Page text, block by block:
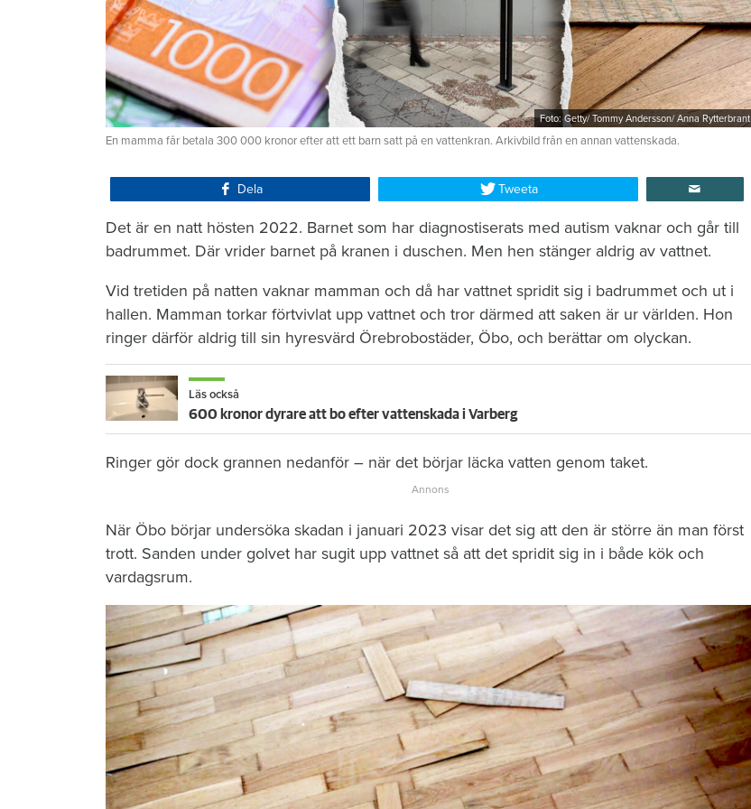
Foto: Getty/ Tommy Andersson/ Anna Rytterbrant
En mamma får betala 300 000 kronor efter att ett barn satt på en vattenkran. Arkivbild från en annan vattenskada.
Dela Tweeta
Det är en natt hösten 2022. Barnet som har diagnostiserats med autism vaknar och går till
badrummet. Där vrider barnet på kranen i duschen. Men hen stänger aldrig av vattnet.
Vid tretiden på natten vaknar mamman och då har vattnet spridit sig i badrummet och ut i
hallen. Mamman torkar förtvivlat upp vattnet och tror därmed att saken är ur världen. Hon
ringer därför aldrig till sin hyresvärd Örebrobostäder, Öbo, och berättar om olyckan.
Läs också
600 kronor dyrare att bo efter vattenskada i Varberg
Ringer gör dock grannen nedanför – när det börjar läcka vatten genom taket.
När Öbo börjar undersöka skadan i januari 2023 visar det sig att den är större än man först
trott. Sanden under golvet har sugit upp vattnet så att det spridit sig in i både kök och
vardagsrum.